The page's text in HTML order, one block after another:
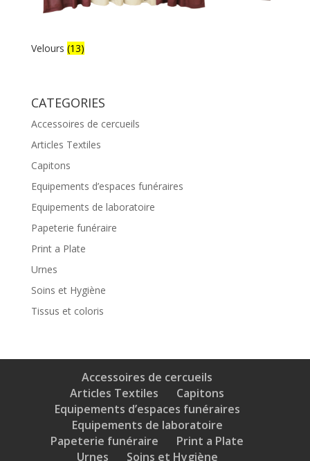
Velours (13)
CATEGORIES
Accessoires de cercueils
Articles Textiles
Capitons
Equipements d’espaces funéraires
Equipements de laboratoire
Papeterie funéraire
Print a Plate
Urnes
Soins et Hygiène
Tissus et coloris
Accessoires de cercueils
Articles Textiles
Capitons
Equipements d’espaces funéraires
Equipements de laboratoire
Papeterie funéraire
Print a Plate
Urnes
Soins et Hygiène